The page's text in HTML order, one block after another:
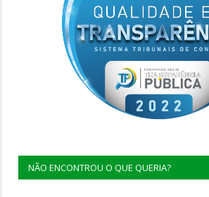
NÃO ENCONTROU O QUE QUERIA?